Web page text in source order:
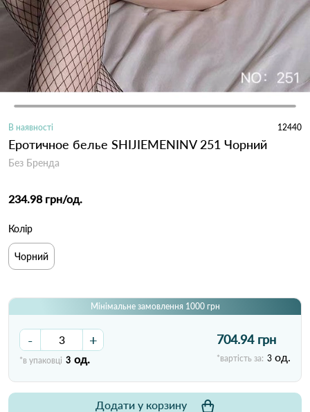
В наявності 12440
Еротичное белье SHIJIEMENINV 251 Чорний
Без Бренда
234.98 грн/од.
Колір
Чорний
Мінімальне замовлення 1000 грн
- +
*в упаковці 3 од.
704.94 грн
*вартість за: 3 од.
Додати у корзину